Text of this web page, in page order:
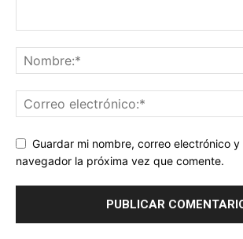
Guardar mi nombre, correo electrónico
navegador la próxima vez que comente.